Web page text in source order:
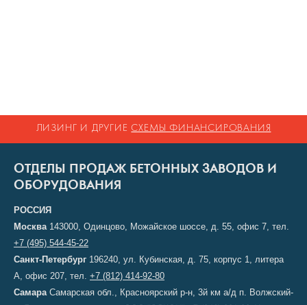
ЛИЗИНГ И ДРУГИЕ СХЕМЫ ФИНАНСИРОВАНИЯ
ОТДЕЛЫ ПРОДАЖ БЕТОННЫХ ЗАВОДОВ И
ОБОРУДОВАНИЯ
РОССИЯ
Москва143000, Одинцово, Можайское шоссе, д. 55, офис 7, тел.
+7 (495) 544-45-22
Санкт-Петербург 196240, ул. Кубинская, д. 75, корпус 1, литера
А, офис 207, тел. +7 (812) 414-92-80
СамараСамарская обл., Красноярский р-н, 3й км а/д п. Волжский-